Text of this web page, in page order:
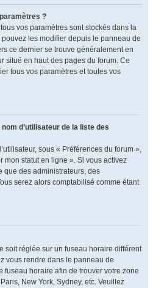
?
vos paramètres sont stockés dans la
les modifier depuis le panneau de
ce dernier se trouve généralement en
situé en haut des pages du forum. Ce
tous vos paramètres et toutes vos
d’utilisateur de la liste des
sous « Préférences du forum »,
mon statut en ligne ». Si vous activez
que des administrateurs, des
serez alors comptabilisé comme étant
soit réglée sur un fuseau horaire différent
vous rendre dans le panneau de
fuseau horaire afin de trouver votre zone
New York, Sydney, etc. Veuillez